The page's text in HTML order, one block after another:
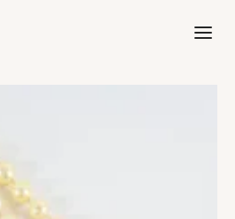
Aller à l'accueil de Crédit Municipal